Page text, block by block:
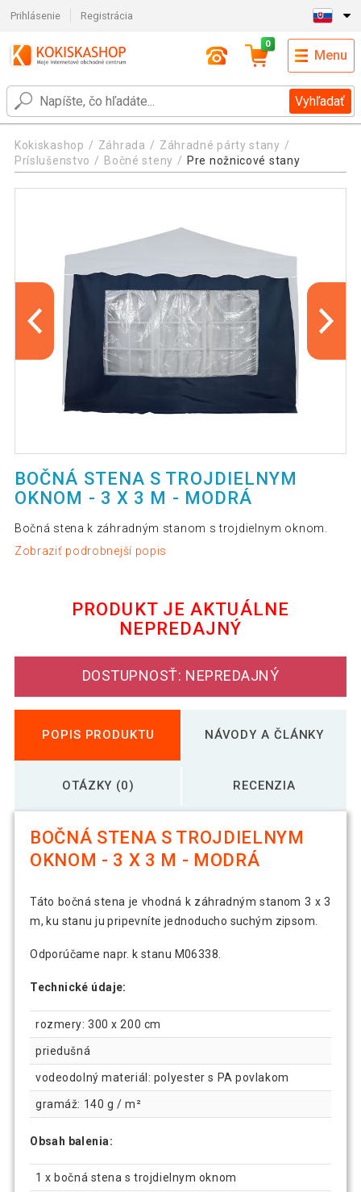
Prihlásenie Registrácia
Vyhľadať
0
Menu
Kokiskashop Záhrada
Záhradné párty stany
Príslušenstvo
Bočné steny Pre nožnicové stany
BOČNÁ STENA S TROJDIELNYM
OKNOM - 3 X 3 M - MODRÁ
Bočná stena k záhradným stanom s trojdielnym oknom.
Zobraziť podrobnejší popis
PRODUKT JE AKTUÁLNE
NEPREDAJNÝ
DOSTUPNOSŤ: NEPREDAJNÝ
POPIS PRODUKTU NÁVODY A ČLÁNKY
OTÁZKY (0) RECENZIA
BOČNÁ STENA S TROJDIELNYM
OKNOM - 3 X 3 M - MODRÁ
Táto bočná stena je vhodná k záhradným stanom 3 x 3
m, ku stanu ju pripevníte jednoducho suchým zipsom.
Odporúčame napr. k stanu M06338.
Technické údaje:
rozmery: 300 x 200 cm
priedušná
vodeodolný materiál: polyester s PA povlakom
gramáž: 140 g / m²
Obsah balenia:
1 x bočná stena s trojdielnym oknom